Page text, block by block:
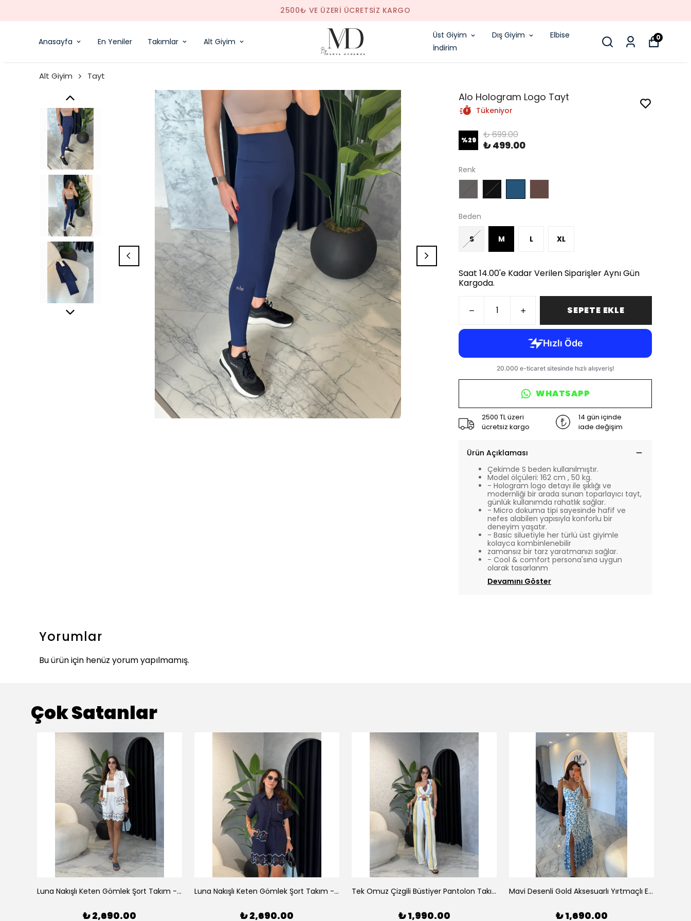
SAAT 14.00'E KADAR VERILEN SIPARIŞLER AYNI GÜN KARGODA!
Anasayfa En Yeniler Takımlar Alt Giyim
Üst Giyim Dış Giyim
Elbise
İndirim
0
Alt Giyim Tayt
Alo Hologram Logo Tayt
Tükeniyor
%29 ₺ 699.00
₺ 499.00
Renk
Beden
S M L XL
Saat 14.00'e Kadar Verilen Siparişler Aynı Gün
Kargoda.
SEPETE EKLE
WHATSAPP
2500 TL üzeri
ücretsiz kargo
14 gün içinde
iade değişim
Ürün Açıklaması
Çekimde S beden kullanılmıştır.
Model ölçüleri: 162 cm , 50 kg.
- Hologram logo detayı ile şıklığı ve
modernliği bir arada sunan toparlayıcı tayt,
günlük kullanımda rahatlık sağlar.
- Micro dokuma tipi sayesinde hafif ve
nefes alabilen yapısıyla konforlu bir
deneyim yaşatır.
- Basic siluetiyle her türlü üst giyimle
kolayca kombinlenebilir
zamansız bir tarz yaratmanızı sağlar.
- Cool & comfort persona'sına uygun
olarak tasarlanm
Devamını Göster
Yorumlar
Bu ürün için henüz yorum yapılmamış.
Çok Satanlar
Luna Nakışlı Keten Gömlek Şort Takım - Beyaz
₺ 2,690.00
Luna Nakışlı Keten Gömlek Şort Takım - Lacivert
₺ 2,690.00
Tek Omuz Çizgili Büstiyer Pantolon Takım
₺ 1,990.00
Mavi Desenli Gold Aksesuarlı Yırtmaçlı Elbise
₺ 1,690.00